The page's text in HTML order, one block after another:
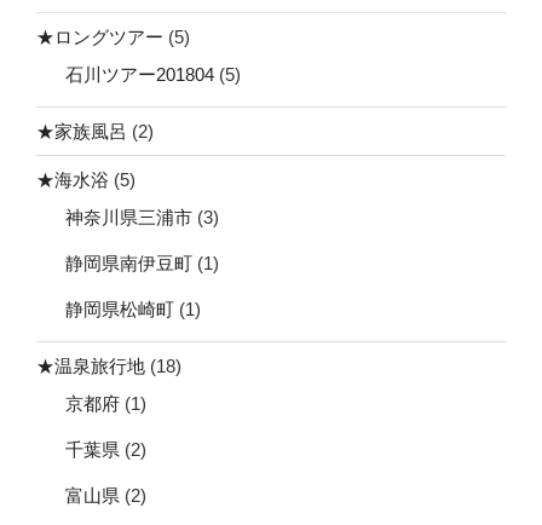
★ロングツアー (5)
石川ツアー201804 (5)
★家族風呂 (2)
★海水浴 (5)
神奈川県三浦市 (3)
静岡県南伊豆町 (1)
静岡県松崎町 (1)
★温泉旅行地 (18)
京都府 (1)
千葉県 (2)
富山県 (2)